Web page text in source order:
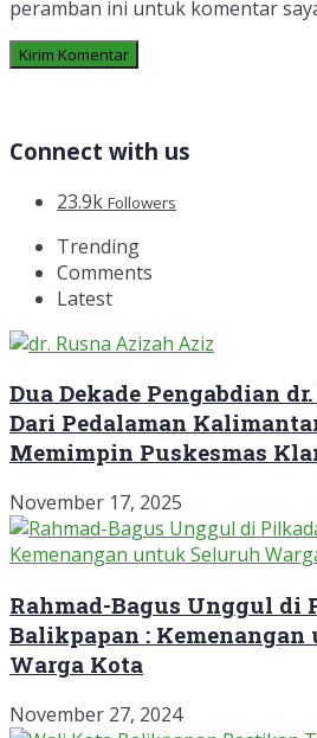
peramban ini untuk komentar
Connect with us
23.9k Followers
Trending
Comments
Latest
Dua Dekade Pengabdian
Dari Pedalaman
Memimpin Puskesmas
November 17, 2025
Rahmad-Bagus Unggul di
Balikpapan :
Warga Kota
November 27, 2024